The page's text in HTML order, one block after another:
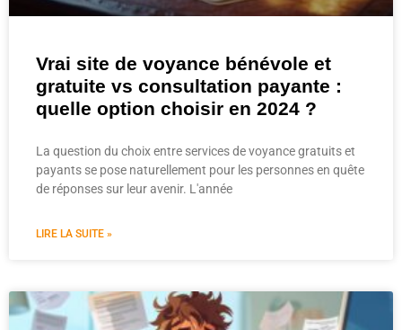
Vrai site de voyance bénévole et
gratuite vs consultation payante :
quelle option choisir en 2024 ?
La question du choix entre services de voyance gratuits et
payants se pose naturellement pour les personnes en quête
de réponses sur leur avenir. L'année
LIRE LA SUITE »